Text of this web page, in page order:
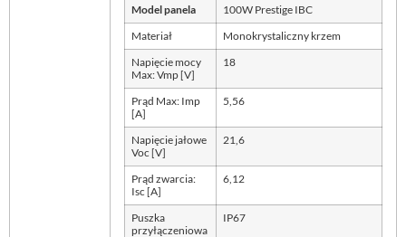
Model panela 100W Prestige IBC
Materiał Monokrystaliczny krzem
Napięcie mocy
Max: Vmp [V]
18
Prąd Max: Imp
[A]
5,56
Napięcie jałowe
Voc [V]
21,6
Prąd zwarcia:
Isc [A]
6,12
Puszka
przyłączeniowa
IP67